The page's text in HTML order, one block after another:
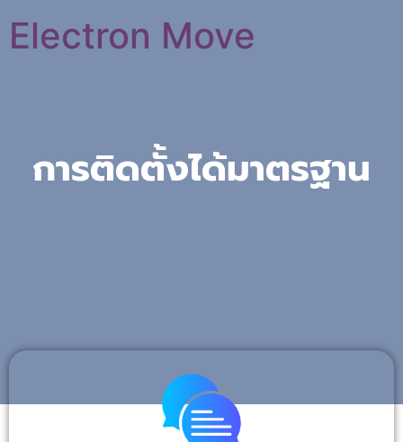
Electron Move
การติดตั้งได้มาตรฐาน